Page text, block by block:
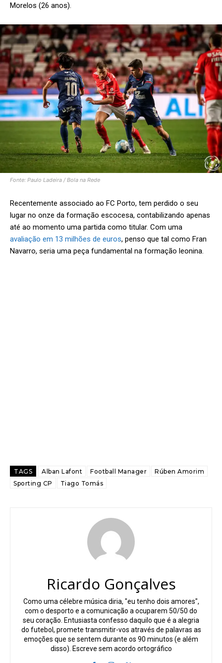
Morelos (26 anos).
Fonte: Paulo Ladeira / Bola na Rede
Recentemente associado ao FC Porto, tem perdido o seu
lugar no onze da formação escocesa, contabilizando apenas
até ao momento uma partida como titular. Com uma
avaliação em 13 milhões de euros, penso que tal como Fran
Navarro, seria uma peça fundamental na formação leonina.
TAGS Alban Lafont Football Manager
Rúben Amorim
Sporting CP
Tiago Tomás
Ricardo Gonçalves
Como uma célebre música diria, "eu tenho dois amores",
com o desporto e a comunicação a ocuparem 50/50 do
seu coração. Entusiasta confesso daquilo que é a alegria
do futebol, promete transmitir-vos através de palavras as
emoções que se sentem durante os 90 minutos (e além
disso). Escreve sem acordo ortográfico